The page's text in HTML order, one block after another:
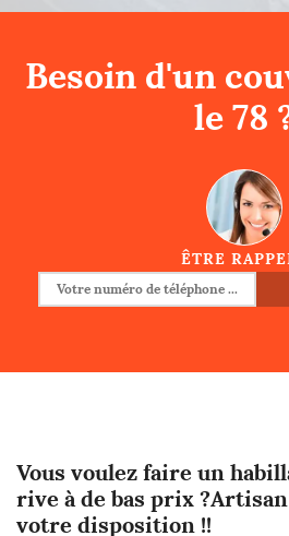
Besoin d'un
le 78
ÊTRE
Vous voulez faire un
rive à de bas prix
votre disposition !!